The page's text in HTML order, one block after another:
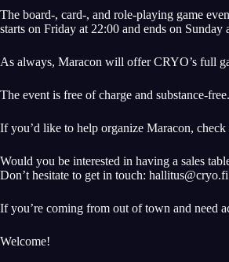
The board-, card-, and role-playing game
starts on Friday at 22:00 and ends on Sunday
As always, Maracon will offer CRYO’s full
The event is free of charge and substance-
If you’d like to help organize Maracon,
Would you be interested in having a sales
Don’t hesitate to get in touch:
If you’re coming from out of town and need
Welcome!